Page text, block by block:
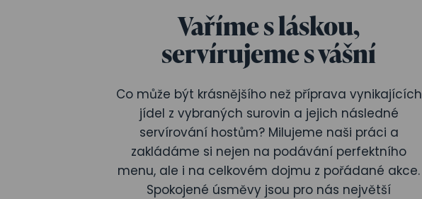
Vaříme s láskou,
servírujeme s vášní
Co může být krásnějšího než příprava vynikajících
jídel z vybraných surovin a jejich následné
servírování hostům? Milujeme naši práci a
zakládáme si nejen na podávání perfektního
menu, ale i na celkovém dojmu z pořádané akce.
Spokojené úsměvy jsou pro nás největší